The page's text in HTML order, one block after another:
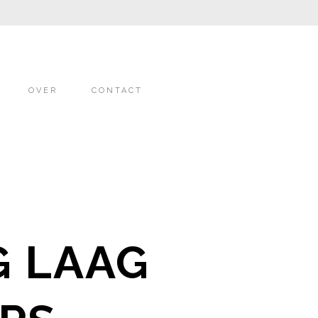
OVER CONTACT
LAAG